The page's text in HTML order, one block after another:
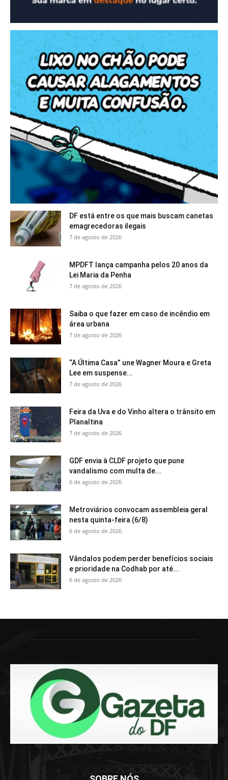
DF está entre os que mais buscam canetas
emagrecedoras ilegais
7 de agosto de 2026
MPDFT lança campanha pelos 20 anos da
Lei Maria da Penha
7 de agosto de 2026
Saiba o que fazer em caso de incêndio em
área urbana
7 de agosto de 2026
“A Última Casa” une Wagner Moura e Greta
Lee em suspense...
7 de agosto de 2026
Feira da Uva e do Vinho altera o trânsito em
Planaltina
7 de agosto de 2026
GDF envia à CLDF projeto que pune
vandalismo com multa de...
6 de agosto de 2026
Metroviários convocam assembleia geral
nesta quinta-feira (6/8)
6 de agosto de 2026
Vândalos podem perder benefícios sociais
e prioridade na Codhab por até...
6 de agosto de 2026